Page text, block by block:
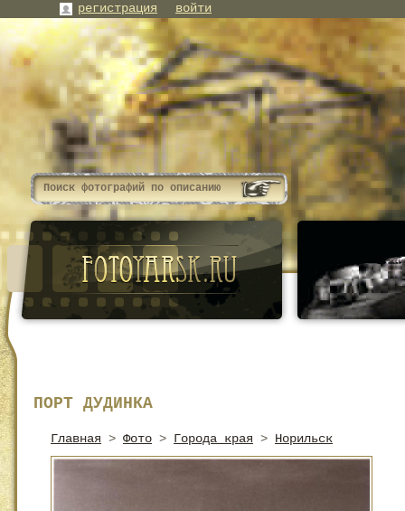
ПОРТ ДУДИНКА
Главная > Фото > Города края > Норильск
регистрация войти